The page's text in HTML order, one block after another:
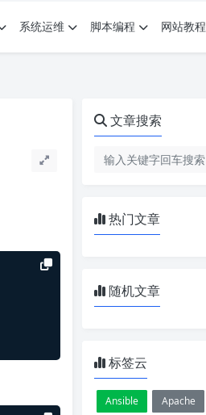
系统运维 脚本编程 网站教程
文章搜索
热门文章
随机文章
标签云
Ansible Apache